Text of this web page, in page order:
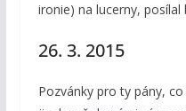
ironie) na lucerny, posílal
26. 3. 2015
Pozvánky pro ty pány,